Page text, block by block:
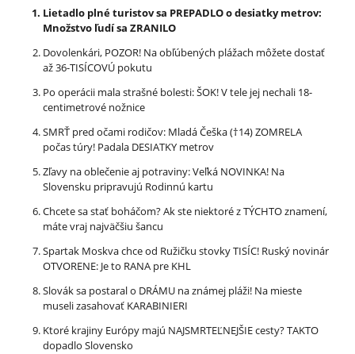
Lietadlo plné turistov sa PREPADLO o desiatky metrov:
Množstvo ľudí sa ZRANILO
Dovolenkári, POZOR! Na obľúbených plážach môžete dostať
až 36-TISÍCOVÚ pokutu
Po operácii mala strašné bolesti: ŠOK! V tele jej nechali 18-
centimetrové nožnice
SMRŤ pred očami rodičov: Mladá Češka (†14) ZOMRELA
počas túry! Padala DESIATKY metrov
Zľavy na oblečenie aj potraviny: Veľká NOVINKA! Na
Slovensku pripravujú Rodinnú kartu
Chcete sa stať boháčom? Ak ste niektoré z TÝCHTO znamení,
máte vraj najväčšiu šancu
Spartak Moskva chce od Ružičku stovky TISÍC! Ruský novinár
OTVORENE: Je to RANA pre KHL
Slovák sa postaral o DRÁMU na známej pláži! Na mieste
museli zasahovať KARABINIERI
Ktoré krajiny Európy majú NAJSMRTEĽNEJŠIE cesty? TAKTO
dopadlo Slovensko